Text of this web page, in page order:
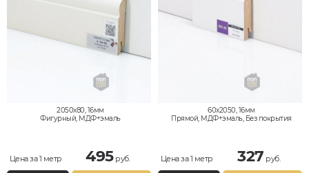
2050x80, 16мм
Фигурный, МДФ+эмаль
Цена за 1 метр 495руб.
60x2050, 16мм
Прямой, МДФ+эмаль, Без покрытия
Цена за 1 метр 327 руб.